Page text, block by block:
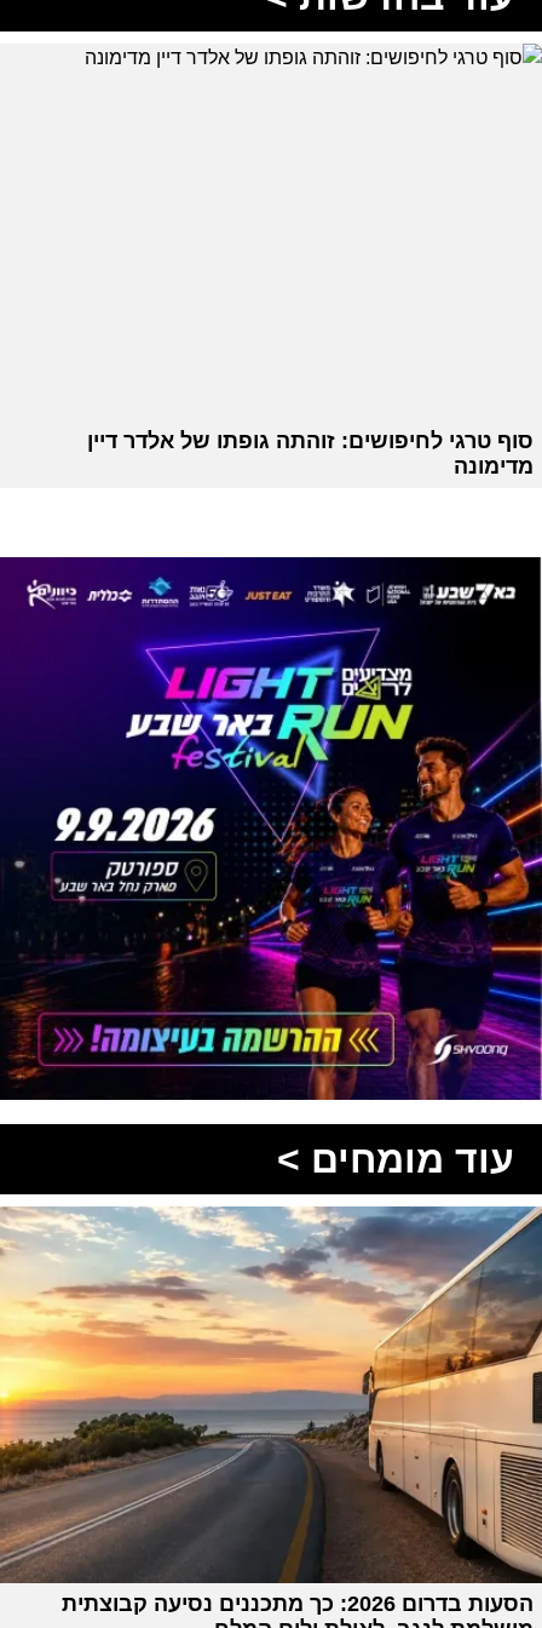
סוף טרגי לחיפושים: זוהתה גופתו של אלדר דיין
מדימונה
עוד מומחים >
הסעות בדרום 2026: כך מתכננים נסיעה קבוצתית